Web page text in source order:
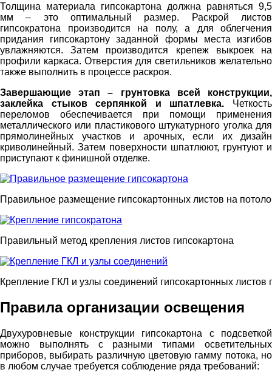
Толщина материала гипсокартона должна равняться 9,5
мм – это оптимальный размер. Раскрой листов
гипсократона производится на полу, а для облегчения
придания гипсокартону заданной формы места изгибов
увлажняются. Затем производится крепеж выкроек на
профили каркаса. Отверстия для светильников желательно
также выполнить в процессе раскроя.
Завершающие этап – грунтовка всей конструкции,
заклейка стыков серпянкой и шпатлевка. Четкость
переломов обеспечивается при помощи применения
металлического или пластикового штукатурного уголка для
прямолинейных участков и арочных, если их дизайн
криволинейный. Затем поверхности шпатлюют, грунтуют и
приступают к финишной отделке.
Правильное размещение гипсокартонных листов на
Правильный метод крепления листов гипсокартона
Крепление ГКЛ и узлы соединений гипсокартонных листов
Правила организации освещения
Двухуровневые конструкции гипсокартона с подсветкой
можно выполнять с разными типами осветительных
приборов, выбирать различную цветовую гамму потока, но
в любом случае требуется соблюдение ряда требований: